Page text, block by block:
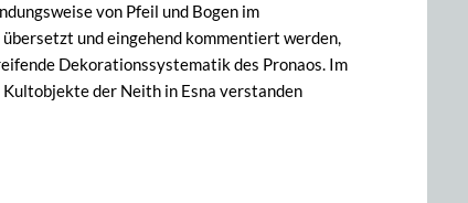
von Pfeil und Bogen im
und eingehend kommentiert werden,
Dekorationssystematik des Pronaos. Im
der Neith in Esna verstanden